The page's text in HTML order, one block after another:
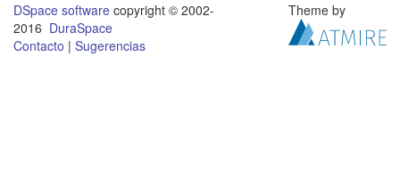
DSpace software copyright © 2002-
2016 DuraSpace
Contacto | Sugerencias
Theme by